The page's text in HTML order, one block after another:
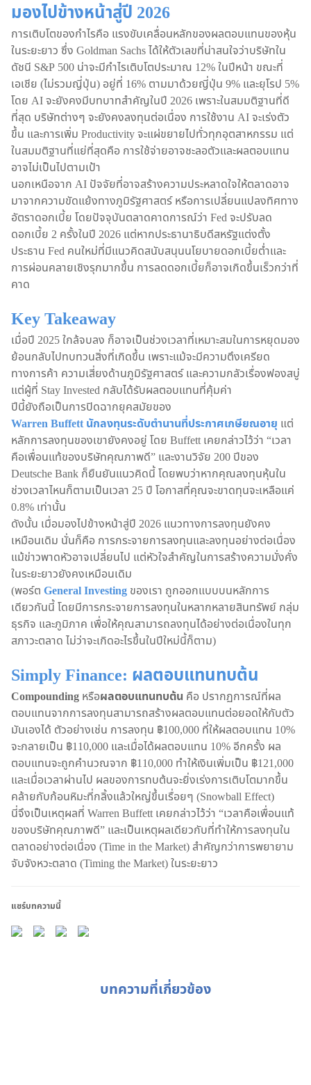
มองไปข้างหน้าสู่ปี 2026
การเติบโตของกำไรคือ แรงขับเคลื่อนหลักของผลตอบแทนของหุ้น
ในระยะยาว ซึ่ง Goldman Sachs ได้ให้ตัวเลขที่น่าสนใจว่าบริษัทใน
ดัชนี S&P 500 น่าจะมีกำไรเติบโตประมาณ 12% ในปีหน้า ขณะที่
เอเชีย (ไม่รวมญี่ปุ่น) อยู่ที่ 16% ตามมาด้วยญี่ปุ่น 9% และยุโรป 5%
โดย AI จะยังคงมีบทบาทสำคัญในปี 2026 เพราะในสมมติฐานที่ดี
ที่สุด บริษัทต่างๆ จะยังคงลงทุนต่อเนื่อง การใช้งาน AI จะเร่งตัว
ขึ้น และการเพิ่ม Productivity จะแผ่ขยายไปทั่วทุกอุตสาหกรรม แต่
ในสมมติฐานที่แย่ที่สุดคือ การใช้จ่ายอาจชะลอตัวและผลตอบแทน
อาจไม่เป็นไปตามเป้า
นอกเหนือจาก AI ปัจจัยที่อาจสร้างความประหลาดใจให้ตลาดอาจ
มาจากความขัดแย้งทางภูมิรัฐศาสตร์ หรือการเปลี่ยนแปลงทิศทาง
อัตราดอกเบี้ย โดยปัจจุบันตลาดคาดการณ์ว่า Fed จะปรับลด
ดอกเบี้ย 2 ครั้งในปี 2026 แต่หากประธานาธิบดีสหรัฐแต่งตั้ง
ประธาน Fed คนใหม่ที่มีแนวคิดสนับสนุนนโยบายดอกเบี้ยต่ำและ
การผ่อนคลายเชิงรุกมากขึ้น การลดดอกเบี้ยก็อาจเกิดขึ้นเร็วกว่าที่
คาด
Key Takeaway
เมื่อปี 2025 ใกล้จบลง ก็อาจเป็นช่วงเวลาที่เหมาะสมในการหยุดมอง
ย้อนกลับไปทบทวนสิ่งที่เกิดขึ้น เพราะแม้จะมีความตึงเครียด
ทางการค้า ความเสี่ยงด้านภูมิรัฐศาสตร์ และความกลัวเรื่องฟองสบู่
แต่ผู้ที่ Stay Invested กลับได้รับผลตอบแทนที่คุ้มค่า
ปีนี้ยังถือเป็นการปิดฉากยุคสมัยของ
Warren Buffett นักลงทุนระดับตำนานที่ประกาศเกษียณอายุ แต่
หลักการลงทุนของเขายังคงอยู่ โดย Buffett เคยกล่าวไว้ว่า “เวลา
คือเพื่อนแท้ของบริษัทคุณภาพดี” และงานวิจัย 200 ปีของ
Deutsche Bank ก็ยืนยันแนวคิดนี้ โดยพบว่าหากคุณลงทุนหุ้นใน
ช่วงเวลาไหนก็ตามเป็นเวลา 25 ปี โอกาสที่คุณจะขาดทุนจะเหลือแค่
0.8% เท่านั้น
ดังนั้น เมื่อมองไปข้างหน้าสู่ปี 2026 แนวทางการลงทุนยังคง
เหมือนเดิม นั่นก็คือ การกระจายการลงทุนและลงทุนอย่างต่อเนื่อง
แม้ข่าวพาดหัวอาจเปลี่ยนไป แต่หัวใจสำคัญในการสร้างความมั่งคั่ง
ในระยะยาวยังคงเหมือนเดิม
(พอร์ต General Investing ของเรา ถูกออกแบบบนหลักการ
เดียวกันนี้ โดยมีการกระจายการลงทุนในหลากหลายสินทรัพย์ กลุ่ม
ธุรกิจ และภูมิภาค เพื่อให้คุณสามารถลงทุนได้อย่างต่อเนื่องในทุก
สภาวะตลาด ไม่ว่าจะเกิดอะไรขึ้นในปีใหม่นี้ก็ตาม)
Simply Finance: ผลตอบแทนทบต้น
Compounding หรือผลตอบแทนทบต้น คือ ปรากฏการณ์ที่ผล
ตอบแทนจากการลงทุนสามารถสร้างผลตอบแทนต่อยอดให้กับตัว
มันเองได้ ตัวอย่างเช่น การลงทุน ฿100,000 ที่ให้ผลตอบแทน 10%
จะกลายเป็น ฿110,000 และเมื่อได้ผลตอบแทน 10% อีกครั้ง ผล
ตอบแทนจะถูกคำนวณจาก ฿110,000 ทำให้เงินเพิ่มเป็น ฿121,000
และเมื่อเวลาผ่านไป ผลของการทบต้นจะยิ่งเร่งการเติบโตมากขึ้น
คล้ายกับก้อนหิมะที่กลิ้งแล้วใหญ่ขึ้นเรื่อยๆ (Snowball Effect)
นี่จึงเป็นเหตุผลที่ Warren Buffett เคยกล่าวไว้ว่า “เวลาคือเพื่อนแท้
ของบริษัทคุณภาพดี” และเป็นเหตุผลเดียวกับที่ทำให้การลงทุนใน
ตลาดอย่างต่อเนื่อง (Time in the Market) สำคัญกว่าการพยายาม
จับจังหวะตลาด (Timing the Market) ในระยะยาว
แชร์บทความนี้
บทความที่เกี่ยวข้อง